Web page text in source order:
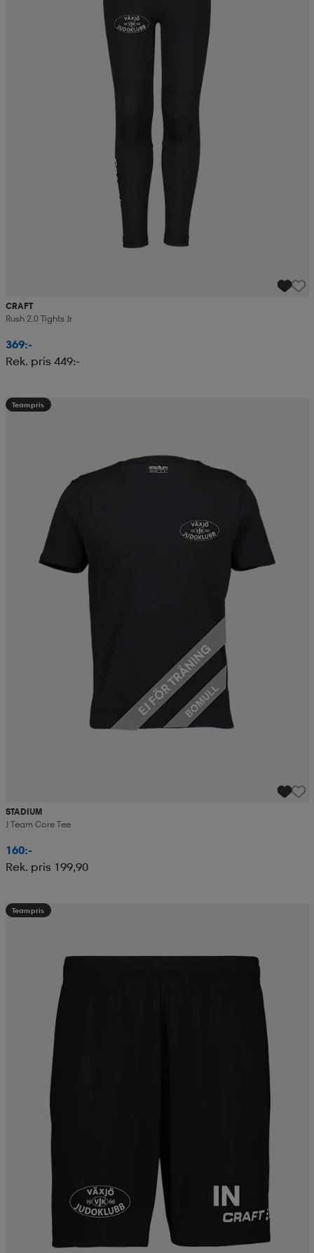
CRAFT
Rush 2.0 Tights Jr
369:-
Rek. pris 449:-
Teampris
STADIUM
J Team Core Tee
160:-
Rek. pris 199,90
Teampris